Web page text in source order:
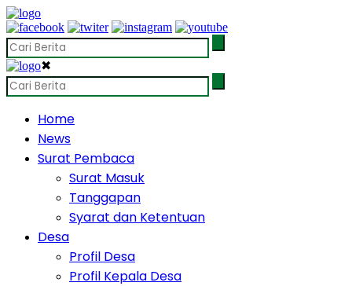
✖
Home
News
Surat Pembaca
Surat Masuk
Tanggapan
Syarat dan Ketentuan
Desa
Profil Desa
Profil Kepala Desa